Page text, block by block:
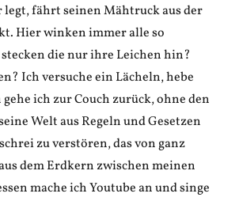
legt, fährt seinen Mähtruck aus der
Hier winken immer alle so
die nur ihre Leichen hin?
Ich versuche ein Lächeln, hebe
ich zur Couch zurück, ohne den
Welt aus Regeln und Gesetzen
zu verstören, das von ganz
dem Erdkern zwischen meinen
mache ich Youtube an und singe